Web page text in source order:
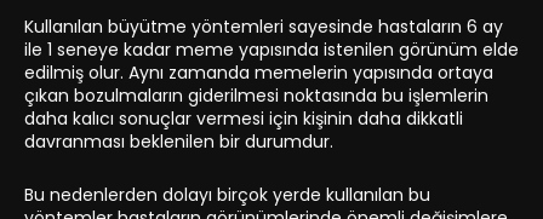
Kullanılan büyütme yöntemleri sayesinde hastaların 6 ay
ile 1 seneye kadar meme yapısında istenilen görünüm elde
edilmiş olur. Aynı zamanda memelerin yapısında ortaya
çıkan bozulmaların giderilmesi noktasında bu işlemlerin
daha kalıcı sonuçlar vermesi için kişinin daha dikkatli
davranması beklenilen bir durumdur.
Bu nedenlerden dolayı birçok yerde kullanılan bu